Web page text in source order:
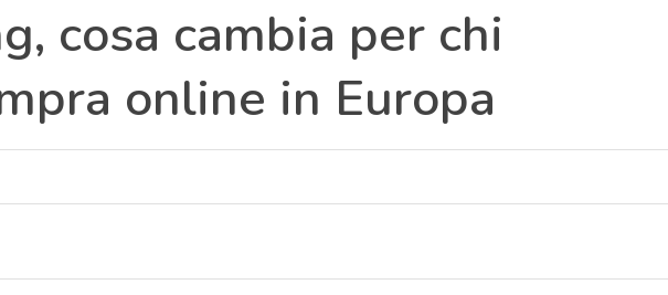
cosa cambia per chi
online in Europa